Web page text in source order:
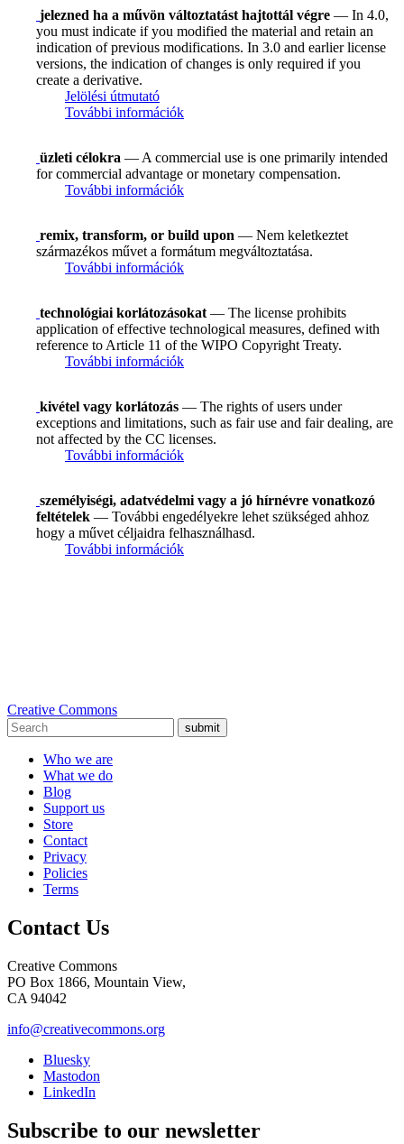
jelezned ha a művön változtatást hajtottál végre — In 4.0,
you must indicate if you modified the material and retain an
indication of previous modifications. In 3.0 and earlier license
versions, the indication of changes is only required if you
create a derivative.
Jelölési útmutató
További információk
üzleti célokra — A commercial use is one primarily intended
for commercial advantage or monetary compensation.
További információk
remix, transform, or build upon — Nem keletkeztet
származékos művet a formátum megváltoztatása.
További információk
technológiai korlátozásokat — The license prohibits
application of effective technological measures, defined with
reference to Article 11 of the WIPO Copyright Treaty.
További információk
kivétel vagy korlátozás — The rights of users under
exceptions and limitations, such as fair use and fair dealing, are
not affected by the CC licenses.
További információk
személyiségi, adatvédelmi vagy a jó hírnévre vonatkozó
feltételek — További engedélyekre lehet szükséged ahhoz
hogy a művet céljaidra felhasználhasd.
További információk
Creative Commons
submit
Who we are
What we do
Blog
Support us
Store
Contact
Privacy
Policies
Terms
Contact Us
Creative Commons
PO Box 1866, Mountain View,
CA 94042
info@creativecommons.org
Bluesky
Mastodon
LinkedIn
Subscribe to our newsletter